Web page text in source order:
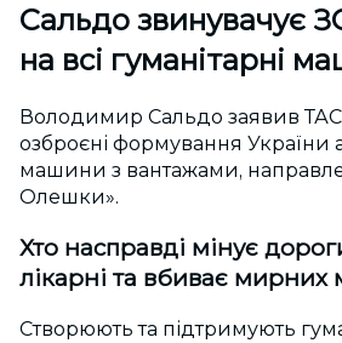
Сальдо звинувачує
на всі гуманітарні
Володимир Сальдо заявив
озброєні формування України
машини з вантажами,
Олешки».
Хто насправді мінує
лікарні та вбиває мирних
Створюють та підтримують